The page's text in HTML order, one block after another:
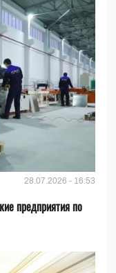
28.07.2026 - 16:53
предприятия по